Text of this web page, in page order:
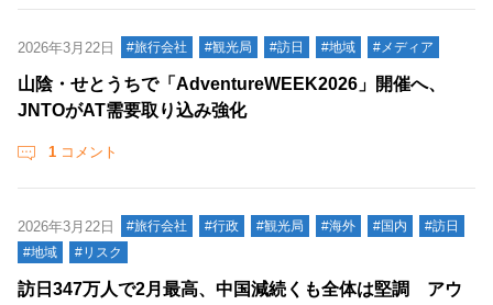
2026年3月22日 #旅行会社 #観光局 #訪日 #地域 #メディア
山陰・せとうちで「AdventureWEEK2026」開催へ、
JNTOがAT需要取り込み強化
1 コメント
2026年3月22日 #旅行会社 #行政 #観光局 #海外 #国内
#訪日
#地域
#リスク
訪日347万人で2月最高、中国減続くも全体は堅調 アウ